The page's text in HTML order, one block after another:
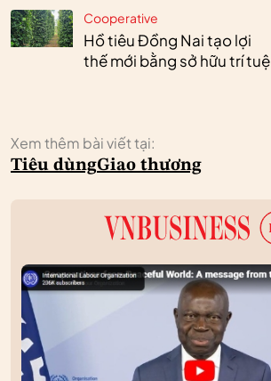
Cooperative
Hồ tiêu Đồng Nai tạo lợi
thế mới bằng sở hữu trí tuệ
Xem thêm bài viết tại:
Tiêu dùngGiao thương